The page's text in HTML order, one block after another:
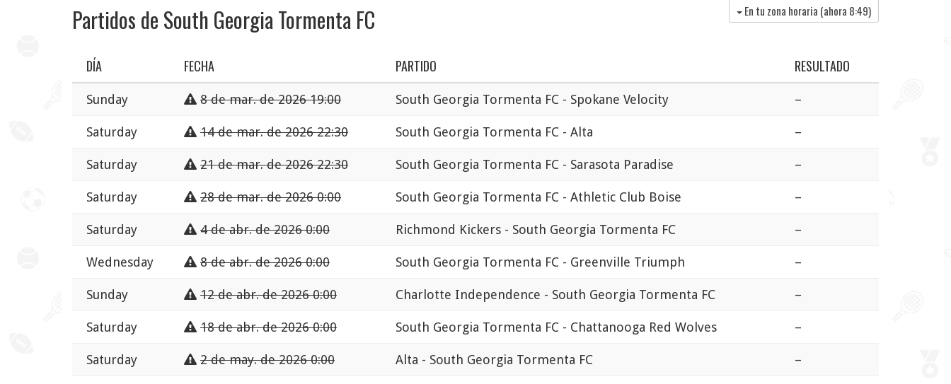
Partidos de South Georgia Tormenta FC En tu zona horaria (ahora 8:49)
DÍA FECHA PARTIDO RESULTADO
Sunday 8 de mar. de 2026 19:00 South Georgia Tormenta FC - Spokane Velocity –
Saturday 14 de mar. de 2026 22:30 South Georgia Tormenta FC - Alta –
Saturday 21 de mar. de 2026 22:30 South Georgia Tormenta FC - Sarasota Paradise –
Saturday 28 de mar. de 2026 0:00 South Georgia Tormenta FC - Athletic Club Boise –
Saturday 4 de abr. de 2026 0:00 Richmond Kickers - South Georgia Tormenta FC –
Wednesday 8 de abr. de 2026 0:00 South Georgia Tormenta FC - Greenville Triumph –
Sunday 12 de abr. de 2026 0:00 Charlotte Independence - South Georgia Tormenta FC –
Saturday 18 de abr. de 2026 0:00 South Georgia Tormenta FC - Chattanooga Red Wolves –
Saturday 2 de may. de 2026 0:00 Alta - South Georgia Tormenta FC –